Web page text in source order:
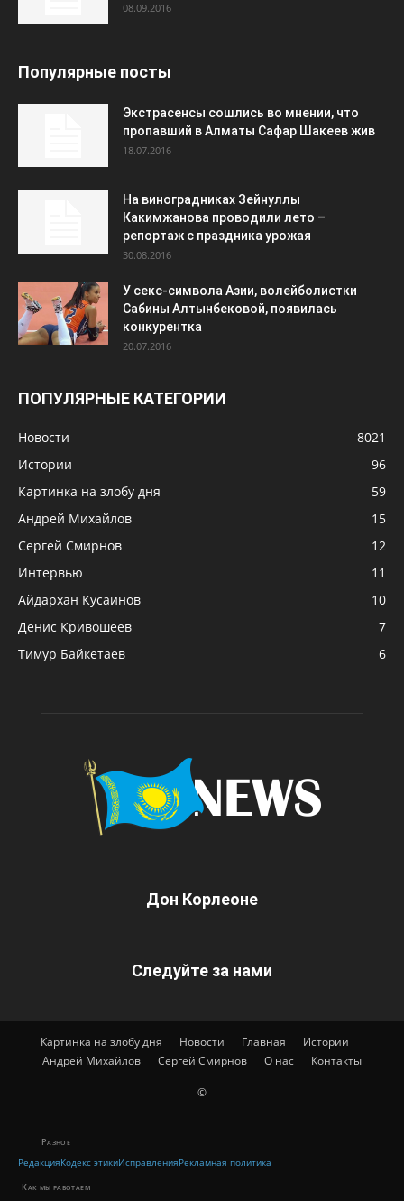
08.09.2016
Популярные посты
Экстрасенсы сошлись во мнении, что
пропавший в Алматы Сафар Шакеев жив
18.07.2016
На виноградниках Зейнуллы
Какимжанова проводили лето –
репортаж с праздника урожая
30.08.2016
У секс-символа Азии, волейболистки
Сабины Алтынбековой, появилась
конкурентка
20.07.2016
ПОПУЛЯРНЫЕ КАТЕГОРИИ
Новости
8021
Истории
96
Картинка на злобу дня
59
Андрей Михайлов
15
Сергей Смирнов
12
Интервью
11
Айдархан Кусаинов
10
Денис Кривошеев
7
Тимур Байкетаев
6
Дон Корлеоне
Следуйте за нами
Картинка на злобу дня Новости Главная
Истории
Андрей Михайлов
Сергей Смирнов О нас Контакты
©
Разное
РедакцияКодекс этикиИсправленияРекламная политика
Как мы работаем